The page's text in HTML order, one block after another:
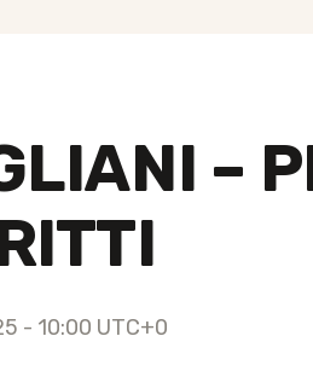
–
- 10:00 UTC+0